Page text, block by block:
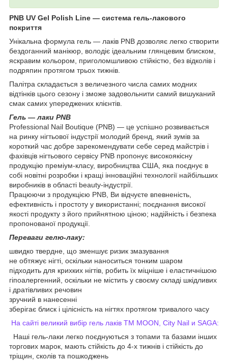
PNB UV Gel Polish Line ― система гель-лакового
покриття
Унікальна формула гель ― лаків PNB дозволяє легко створити
бездоганний манікюр, володіє ідеальним глянцевим блиском,
яскравим кольором, приголомшливою стійкістю, без відколів і
подряпин протягом трьох тижнів.
Палітра складається з величезного числа самих модних
відтінків цього сезону і зможе задовольнити самий вишуканий
смак самих упереджених клієнтів.
Гель ― лаки PNB
Professional Nail Boutique (PNB) — це успішно розвивається
на ринку нігтьової індустрії молодий бренд, який зумів за
короткий час добре зарекомендувати себе серед майстрів і
фахівців нігтьового сервісу PNB пропонує високоякісну
продукцію преміум-класу, виробництва США, яка поєднує в
собі новітні розробки і кращі інноваційні технології найбільших
виробників в області beauty-індустрії.
Працюючи з продукцією PNB, Ви відчуєте впевненість,
ефективність і простоту у використанні; поєднання високої
якості продукту з його прийнятною ціною; надійність і безпека
пропонованої продукції.
Переваги гелю-лаку:
швидко твердне, що зменшує ризик змазування
не обтяжує нігті, оскільки наноситься тонким шаром
підходить для крихких нігтів, робить їх міцніше і еластичнішою
гіпоалергенний, оскільки не містить у своєму складі шкідливих
і дратівливих речовин
зручний в нанесенні
зберігає блиск і цілісність на нігтях протягом тривалого часу
На сайті великий вибір гель лаків ТМ MOON, City Nail и SAGA:
Наші гель-лаки легко поєднуються з топами та базами інших
торгових марок, мають стійкість до 4-х тижнів і стійкість до
тріщин, сколів та пошкоджень